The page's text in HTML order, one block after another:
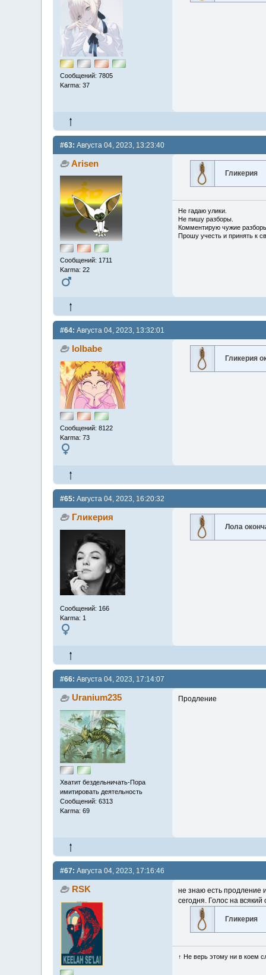
Сообщений: 7805
Karma: 37
#63: Августа 04, 2023, 13:23:40
Arisen
Сообщений: 1711
Karma: 22
Гликерия
Не гадаю улики.
Не пишу разборы.
Комментирую чужие
Прошу учесть и принять к
#64: Августа 04, 2023, 13:32:01
lolbabe
Сообщений: 8122
Karma: 73
Гликерия
#65: Августа 04, 2023, 16:20:32
Гликерия
Сообщений: 166
Karma: 1
Лола
#66: Августа 04, 2023, 17:14:07
Uranium235
Хватит бездельничать-Пора
имитировать деятельность
Сообщений: 6313
Karma: 69
Продление
#67: Августа 04, 2023, 17:16:46
RSK
не знаю есть продление
сегодня. Голос на всякий
Гликерия
↑ Не верь этому ни в коем